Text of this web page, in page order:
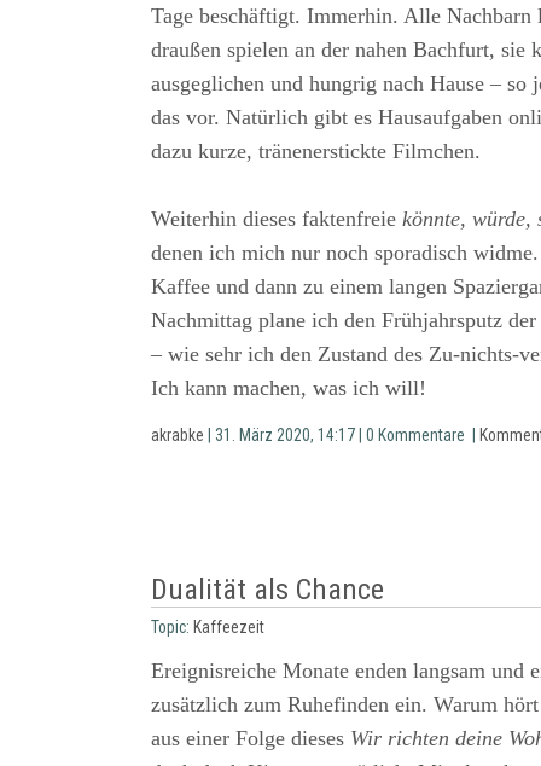
Tage beschäftigt. Immerhin. Alle Nachbarn
draußen spielen an der nahen Bachfurt, sie
ausgeglichen und hungrig nach Hause –
das vor. Natürlich gibt es Hausaufgaben
dazu kurze, tränenerstickte Filmchen.
Weiterhin dieses faktenfreie könnte, würde,
denen ich mich nur noch sporadisch
Kaffee und dann zu einem langen
Nachmittag plane ich den Frühjahrsputz
– wie sehr ich den Zustand des Zu-nichts-
Ich kann machen, was ich will!
akrabke | 31. März 2020, 14:17 | 0 Kommentare |
Dualität als Chance
Topic: Kaffeezeit
Ereignisreiche Monate enden langsam und
zusätzlich zum Ruhefinden ein. Warum
aus einer Folge dieses Wir richten deine